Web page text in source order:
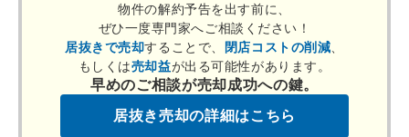
物件の解約予告を出す前に、
ぜひ一度専門家へご相談ください！
居抜きで売却することで、 閉店コストの削減
もしくは売却益が出る可能性があります。
早めのご相談が売却成功への鍵。
居抜き売却の詳細はこちら